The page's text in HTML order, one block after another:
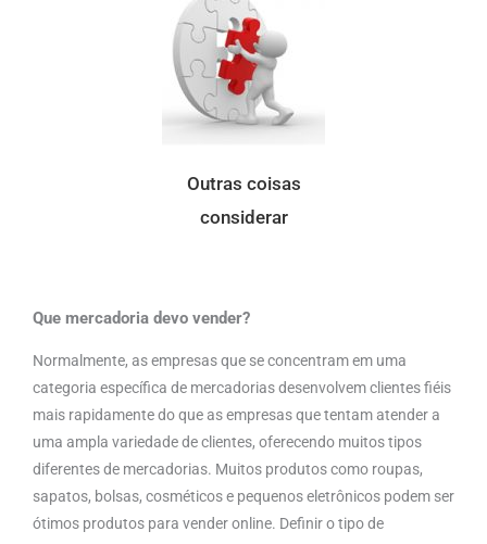
Outras coisas
considerar
Que mercadoria devo vender?
Normalmente, as empresas que se concentram em uma
categoria específica de mercadorias desenvolvem clientes fiéis
mais rapidamente do que as empresas que tentam atender a
uma ampla variedade de clientes, oferecendo muitos tipos
diferentes de mercadorias. Muitos produtos como roupas,
sapatos, bolsas, cosméticos e pequenos eletrônicos podem ser
ótimos produtos para vender online. Definir o tipo de